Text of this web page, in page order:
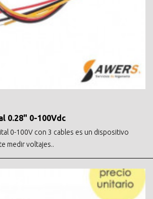
0.28" 0-100Vdc
0-100V con 3 cables es un dispositivo
medir voltajes..